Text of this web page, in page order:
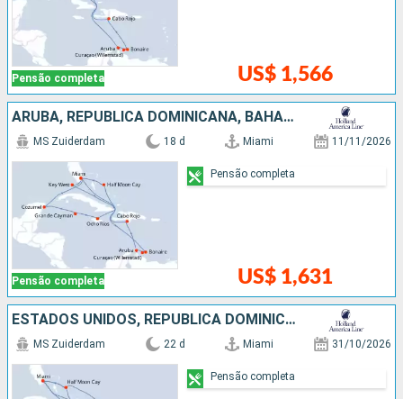
Pensão completa US$ 1,566
ARUBA, REPUBLICA DOMINICANA, BAHAMAS, ESTADOS UNIDOS, JAMAICA, ISLAS CAIMÁN, MÉXICO
Pensão completa
MS Zuiderdam 18 d Miami 11/11/2026
US$ 1,631
Pensão completa
ESTADOS UNIDOS, REPUBLICA DOMINICANA, ANTIGUA E BARBUDA, ARUBA, BAHAMAS
MS Zuiderdam 22 d Miami 31/10/2026
Pensão completa